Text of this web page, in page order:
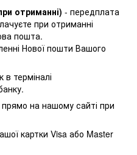
отриманні) - передплата
при отриманні
пошта.
Нової пошти Вашого
терміналі
на нашому сайті при
картки Visa або Master